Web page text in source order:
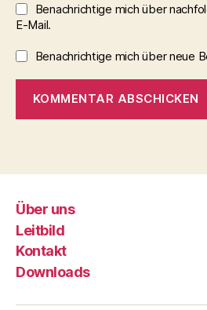
Benachrichtige mich über
E-Mail.
Benachrichtige mich über neue
Über uns
Leitbild
Kontakt
Downloads